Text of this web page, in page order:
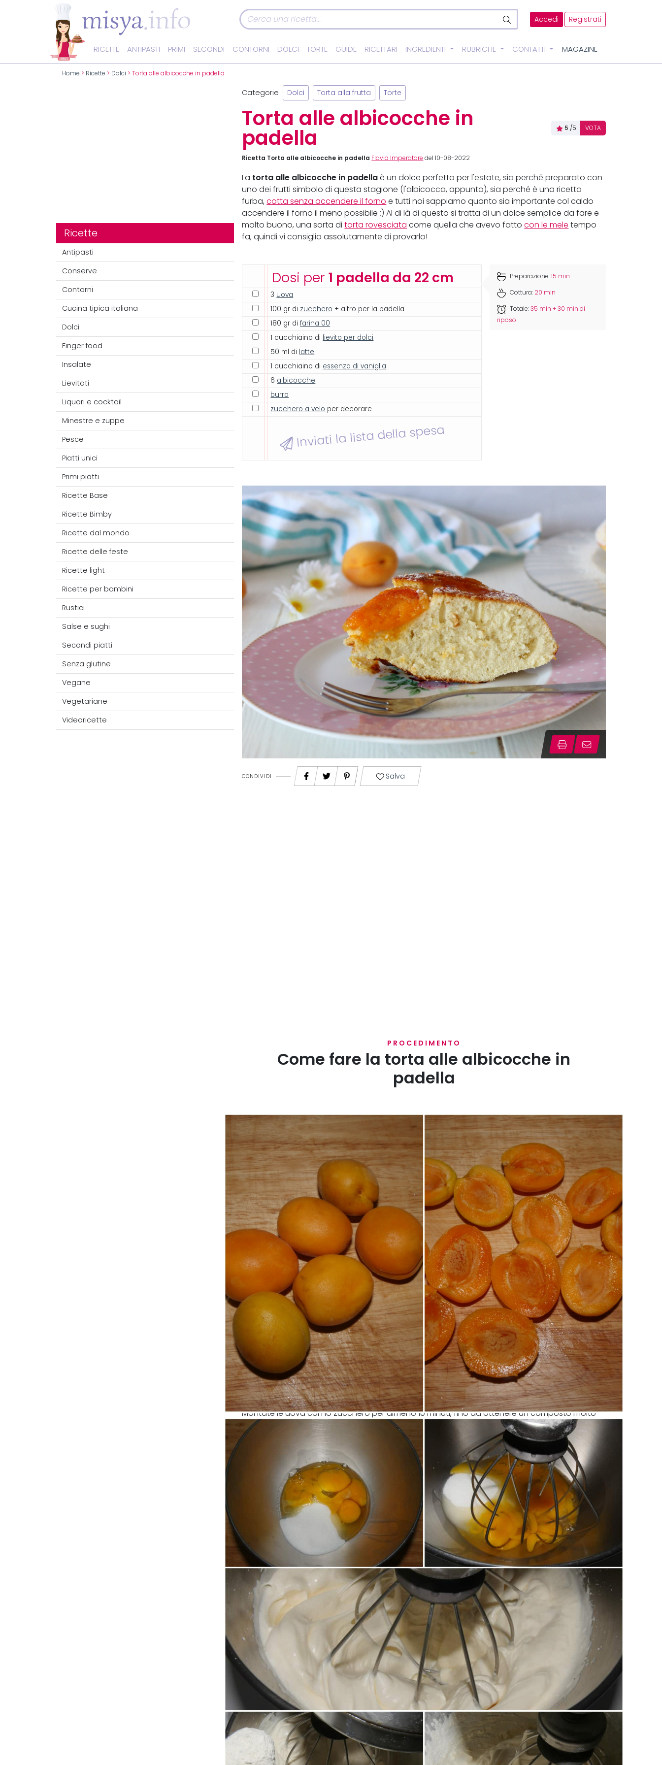
Accedi Registrati
RICETTE ANTIPASTI PRIMI SECONDI CONTORNI DOLCI TORTE GUIDE RICETTARI INGREDIENTI RUBRICHE CONTATTI MAGAZINE
Home > Ricette > Dolci > Torta alle albicocche in padella
Ricette
Antipasti
Conserve
Contorni
Cucina tipica italiana
Dolci
Finger food
Insalate
Lievitati
Liquori e cocktail
Minestre e zuppe
Pesce
Piatti unici
Primi piatti
Ricette Base
Ricette Bimby
Ricette dal mondo
Ricette delle feste
Ricette light
Ricette per bambini
Rustici
Salse e sughi
Secondi piatti
Senza glutine
Vegane
Vegetariane
Videoricette
Categorie Dolci Torta alla frutta Torte
Torta alle albicocche in
padella
5 /5 VOTA
Ricetta Torta alle albicocche in padella Flavia Imperatore del 10-08-2022
La torta alle albicocche in padella è un dolce perfetto per l'estate, sia perché preparato con
uno dei frutti simbolo di questa stagione (l'albicocca, appunto), sia perché è una ricetta
furba,cotta senza accendere il forno e tutti noi sappiamo quanto sia importante col caldo
accendere il forno il meno possibile ;) Al di là di questo si tratta di un dolce semplice da fare e
molto buono, una sorta ditorta rovesciata come quella che avevo fattocon le mele tempo
fa, quindi vi consiglio assolutamente di provarlo!
Dosi per1 padella da 22 cm
3 uova
100 gr di zucchero + altro per la padella
180 gr difarina 00
1 cucchiaino di lievito per dolci
50 ml di latte
1 cucchiaino di essenza di vaniglia
6 albicocche
burro
zucchero a velo per decorare
Inviati la lista della spesa
Preparazione:15 min
Cottura: 20 min
Totale:35 min + 30 min di
riposo
CONDIVIDI Salva
PROCEDIMENTO
Come fare la torta alle albicocche in
padella
Lavate le albicocche, dividetele a metà ed eliminate il seme centrale.
Montate le uova con lo zucchero per almeno 10 minuti, fino ad ottenere un composto molto
chiaro e spumoso.
Unite poco per volta farina e lievito setacciati, sempre lavorando con le fruste.